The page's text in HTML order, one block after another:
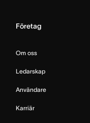
Företag
Om oss
Ledarskap
Användare
Karriär